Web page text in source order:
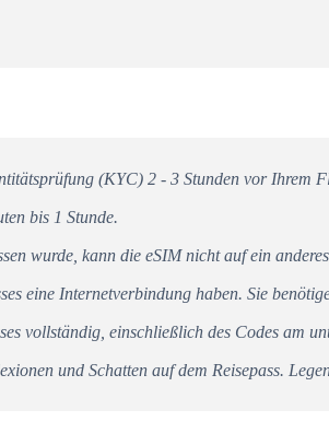
(KYC) 2 - 3 Stunden vor Ihrem
bis 1 Stunde.
wurde, kann die eSIM nicht auf ein
eine Internetverbindung haben. Sie
vollständig, einschließlich des Codes am
und Schatten auf dem Reisepass.